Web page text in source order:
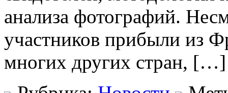
анализа фотографий.
участников прибыли из
многих других стран, […]